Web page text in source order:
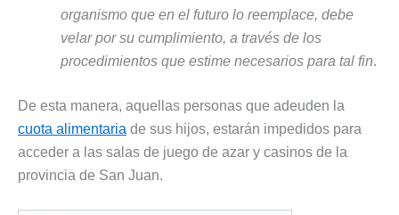
organismo que en el futuro lo reemplace, debe
velar por su cumplimiento, a través de los
procedimientos que estime necesarios para tal fin.
De esta manera, aquellas personas que adeuden la
cuota alimentaria de sus hijos, estarán impedidos para
acceder a las salas de juego de azar y casinos de la
provincia de San Juan.